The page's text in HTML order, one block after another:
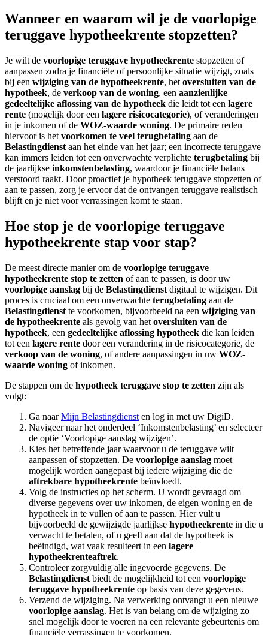
Wanneer en waarom wil je de voorlopige
teruggave hypotheekrente stopzetten?
Je wilt de voorlopige teruggave hypotheekrente stopzetten of
aanpassen zodra je financiële of persoonlijke situatie wijzigt, zoals
bij een wijziging van de hypotheekrente, het oversluiten van de
hypotheek, de verkoop van de woning, een aanzienlijke
gedeeltelijke aflossing van de hypotheek die leidt tot een lagere
rente (mogelijk door een lagere risicocategorie), of veranderingen
in je inkomen of de WOZ-waarde woning. De primaire reden
hiervoor is het voorkomen te veel terugbetaling aan de
Belastingdienst aan het einde van het jaar; een incorrecte teruggave
kan immers leiden tot een onverwachte verplichte terugbetaling bij
de jaarlijkse inkomstenbelasting, waardoor je financiële balans
verstoord raakt. Door proactief je hypotheek teruggave stopzetten of
aan te passen, zorg je ervoor dat de ontvangen teruggave realistisch
blijft en je niet voor verrassingen komt te staan.
Hoe stop je de voorlopige teruggave
hypotheekrente stap voor stap?
De meest directe manier om de voorlopige teruggave
hypotheekrente stop te zetten of aan te passen, is door uw
voorlopige aanslag bij de Belastingdienst digitaal te wijzigen. Dit
proces is cruciaal om een onverwachte terugbetaling aan de
Belastingdienst te voorkomen, bijvoorbeeld na een wijziging van
de hypotheekrente als gevolg van het oversluiten van de
hypotheek, een gedeeltelijke aflossing hypotheek die kan leiden
tot een lagere rente door een verandering in de risicocategorie, de
verkoop van de woning, of andere aanpassingen in uw WOZ-
waarde woning of inkomen.
De stappen om de hypotheek teruggave stop te zetten zijn als
volgt:
Ga naarMijn Belastingdienst en log in met uw DigiD.
Navigeer naar het onderdeel ‘Inkomstenbelasting’ en selecteer
de optie ‘Voorlopige aanslag wijzigen’.
Kies het betreffende jaar waarvoor u de teruggave wilt
aanpassen of stopzetten. De voorlopige aanslag moet
mogelijk worden aangepast bij iedere wijziging die de
aftrekbare hypotheekrente beïnvloedt.
Volg de instructies op het scherm. U wordt gevraagd om
diverse gegevens over uw inkomen, de eigen woning en de
hypotheek in te vullen of aan te passen. Hier vult u
bijvoorbeeld de gewijzigde jaarlijkse hypotheekrente in die u
verwacht te betalen, of u geeft aan dat de hypotheek is
beëindigd, wat vaak resulteert in een lagere
hypotheekrenteaftrek.
Controleer zorgvuldig alle ingevoerde gegevens. De
Belastingdienst biedt de mogelijkheid tot een voorlopige
teruggave hypotheekrente op basis van deze gegevens.
Verzend de wijziging. Na verwerking ontvangt u een nieuwe
voorlopige aanslag. Het is van belang om de wijziging zo
snel mogelijk door te voeren na een relevante gebeurtenis om
financiële verrassingen te voorkomen.